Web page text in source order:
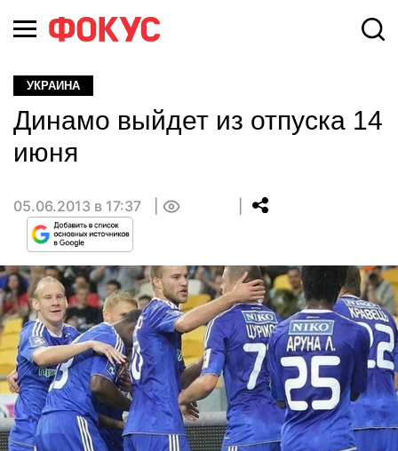
УКРАИНА
Динамо выйдет из отпуска 14
июня
05.06.2013 в 17:37